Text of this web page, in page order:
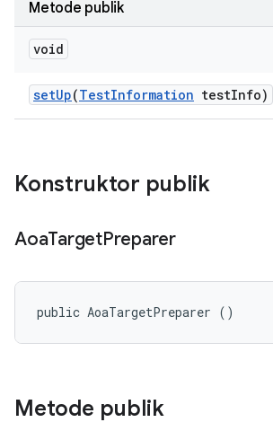
Metode publik
void
setUp(TestInformation testInfo)
Konstruktor publik
AoaTargetPreparer
public AoaTargetPreparer ()
Metode publik